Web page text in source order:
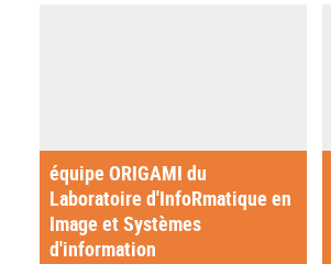
équipe ORIGAMI du
Laboratoire d'InfoRmatique en
Image et Systèmes
d'information